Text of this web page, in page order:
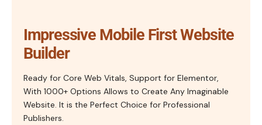
Impressive Mobile First Website
Builder
Ready for Core Web Vitals, Support for Elementor,
With 1000+ Options Allows to Create Any Imaginable
Website. It is the Perfect Choice for Professional
Publishers.